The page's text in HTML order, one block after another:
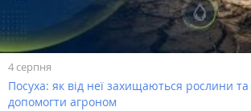
4 серпня
Посуха: як від неї захищаються рослини
допомогти агроном